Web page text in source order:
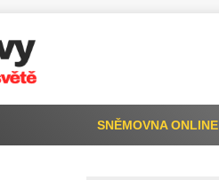
SNĚMOVNA ONLINE